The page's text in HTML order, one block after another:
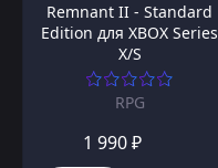
Remnant II - Standard
Edition для XBOX Series
X/S
RPG
1 990 ₽